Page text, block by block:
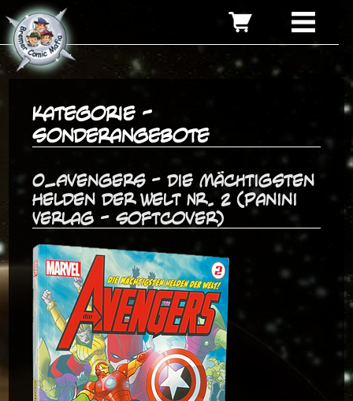
Kategorie -
Sonderangebote
0_Avengers - Die mächtigsten
Helden der Welt Nr. 2 (Panini
Verlag - Softcover)